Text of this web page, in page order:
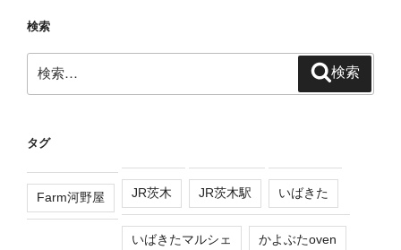
検索
索:
検索
タグ
Farm河野屋 JR茨木 JR茨木駅 いばきた
いばきたマルシェ かよぶたoven